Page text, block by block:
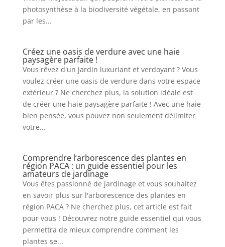
photosynthèse à la biodiversité végétale, en passant
par les...
Créez une oasis de verdure avec une haie
paysagère parfaite !
Vous rêvez d'un jardin luxuriant et verdoyant ? Vous
voulez créer une oasis de verdure dans votre espace
extérieur ? Ne cherchez plus, la solution idéale est
de créer une haie paysagère parfaite ! Avec une haie
bien pensée, vous pouvez non seulement délimiter
votre...
Comprendre l’arborescence des plantes en
région PACA : un guide essentiel pour les
amateurs de jardinage
Vous êtes passionné de jardinage et vous souhaitez
en savoir plus sur l'arborescence des plantes en
région PACA ? Ne cherchez plus, cet article est fait
pour vous ! Découvrez notre guide essentiel qui vous
permettra de mieux comprendre comment les
plantes se...